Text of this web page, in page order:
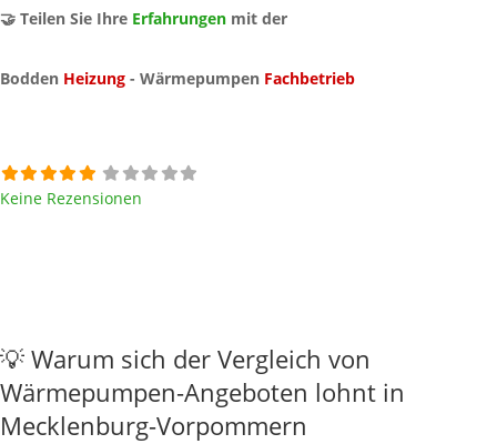
🤝 Teilen Sie Ihre Erfahrungen mit der
Bodden Heizung - Wärmepumpen Fachbetrieb
Keine Rezensionen
💡 Warum sich der Vergleich von
Wärmepumpen-Angeboten lohnt in
Mecklenburg-Vorpommern